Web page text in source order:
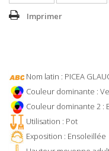
Imprimer
Nom latin : PICEA
Couleur dominante :
Couleur dominante 2 :
Utilisation : Pot
Exposition : Ensoleillée